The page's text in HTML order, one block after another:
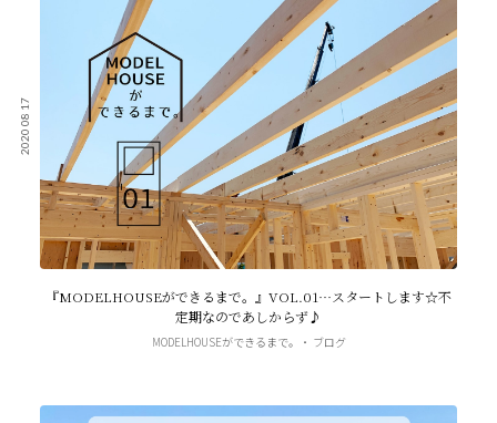
2020 08 17
『MODELHOUSEができるまで。』VOL.01…スタートします☆不
定期なのであしからず♪
MODELHOUSEができるまで。 ブログ